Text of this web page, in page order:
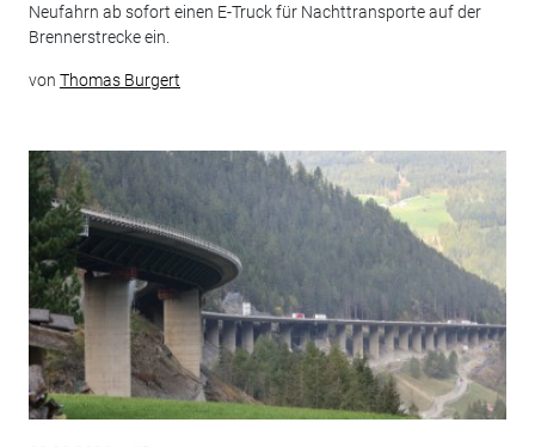
Neufahrn ab sofort einen E-Truck für Nachttransporte auf der
Brennerstrecke ein.
von Thomas Burgert